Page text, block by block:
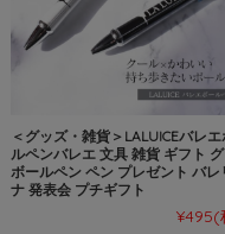
＜グッズ・雑貨＞LALUICEバレ
ルペンバレエ 文具 雑貨 ギフト
ボールペン ペン プレゼント バレ
ナ 発表会 プチギフト
¥495(